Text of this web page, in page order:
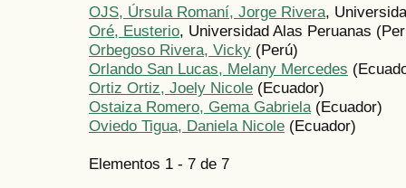
OJS, Úrsula Romaní, Jorge Rivera,
Oré, Eusterio, Universidad Alas Peruanas
Orbegoso Rivera, Vicky (Perú)
Orlando San Lucas, Melany Mercedes
Ortiz Ortiz, Joely Nicole (Ecuador)
Ostaiza Romero, Gema Gabriela(Ecuador)
Oviedo Tigua, Daniela Nicole (Ecuador)
Elementos 1 - 7 de 7